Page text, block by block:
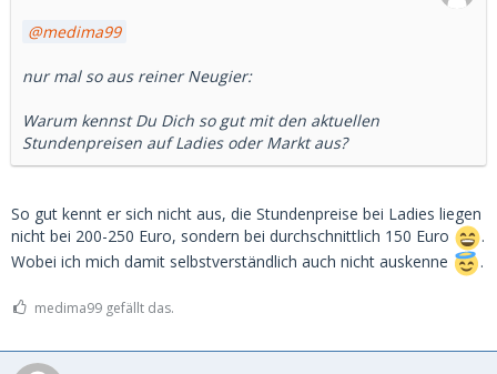
medima99
nur mal so aus reiner Neugier:
Warum kennst Du Dich so gut mit den aktuellen
Stundenpreisen auf Ladies oder Markt aus?
So gut kennt er sich nicht aus, die Stundenpreise bei Ladies liegen
nicht bei 200-250 Euro, sondern bei durchschnittlich 150 Euro
.
Wobei ich mich damit selbstverständlich auch nicht auskenne
.
medima99 gefällt das.